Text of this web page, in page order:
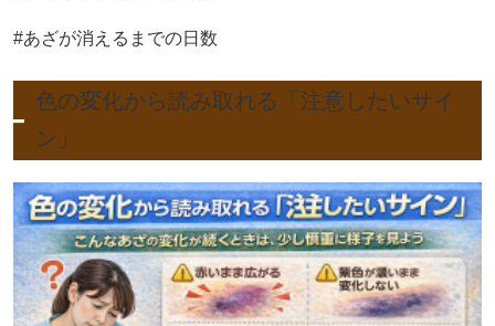
#あざが消えるまでの日数
色の変化から読み取れる「注意したいサイ
ン」